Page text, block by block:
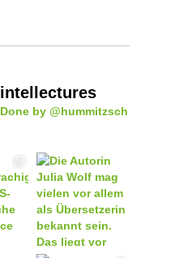
intellectures
Done by @hummitzsch